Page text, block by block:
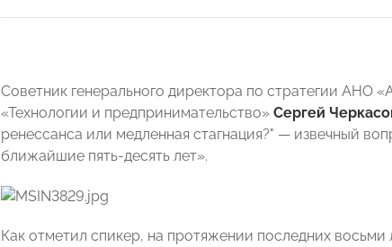
Советник генерального директора по стратегии АНО
«Технологии и предпринимательство» Сергей
ренессанса или медленная стагнация?" — извечный
ближайшие пять-десять лет».
Как отметил спикер, на протяжении последних